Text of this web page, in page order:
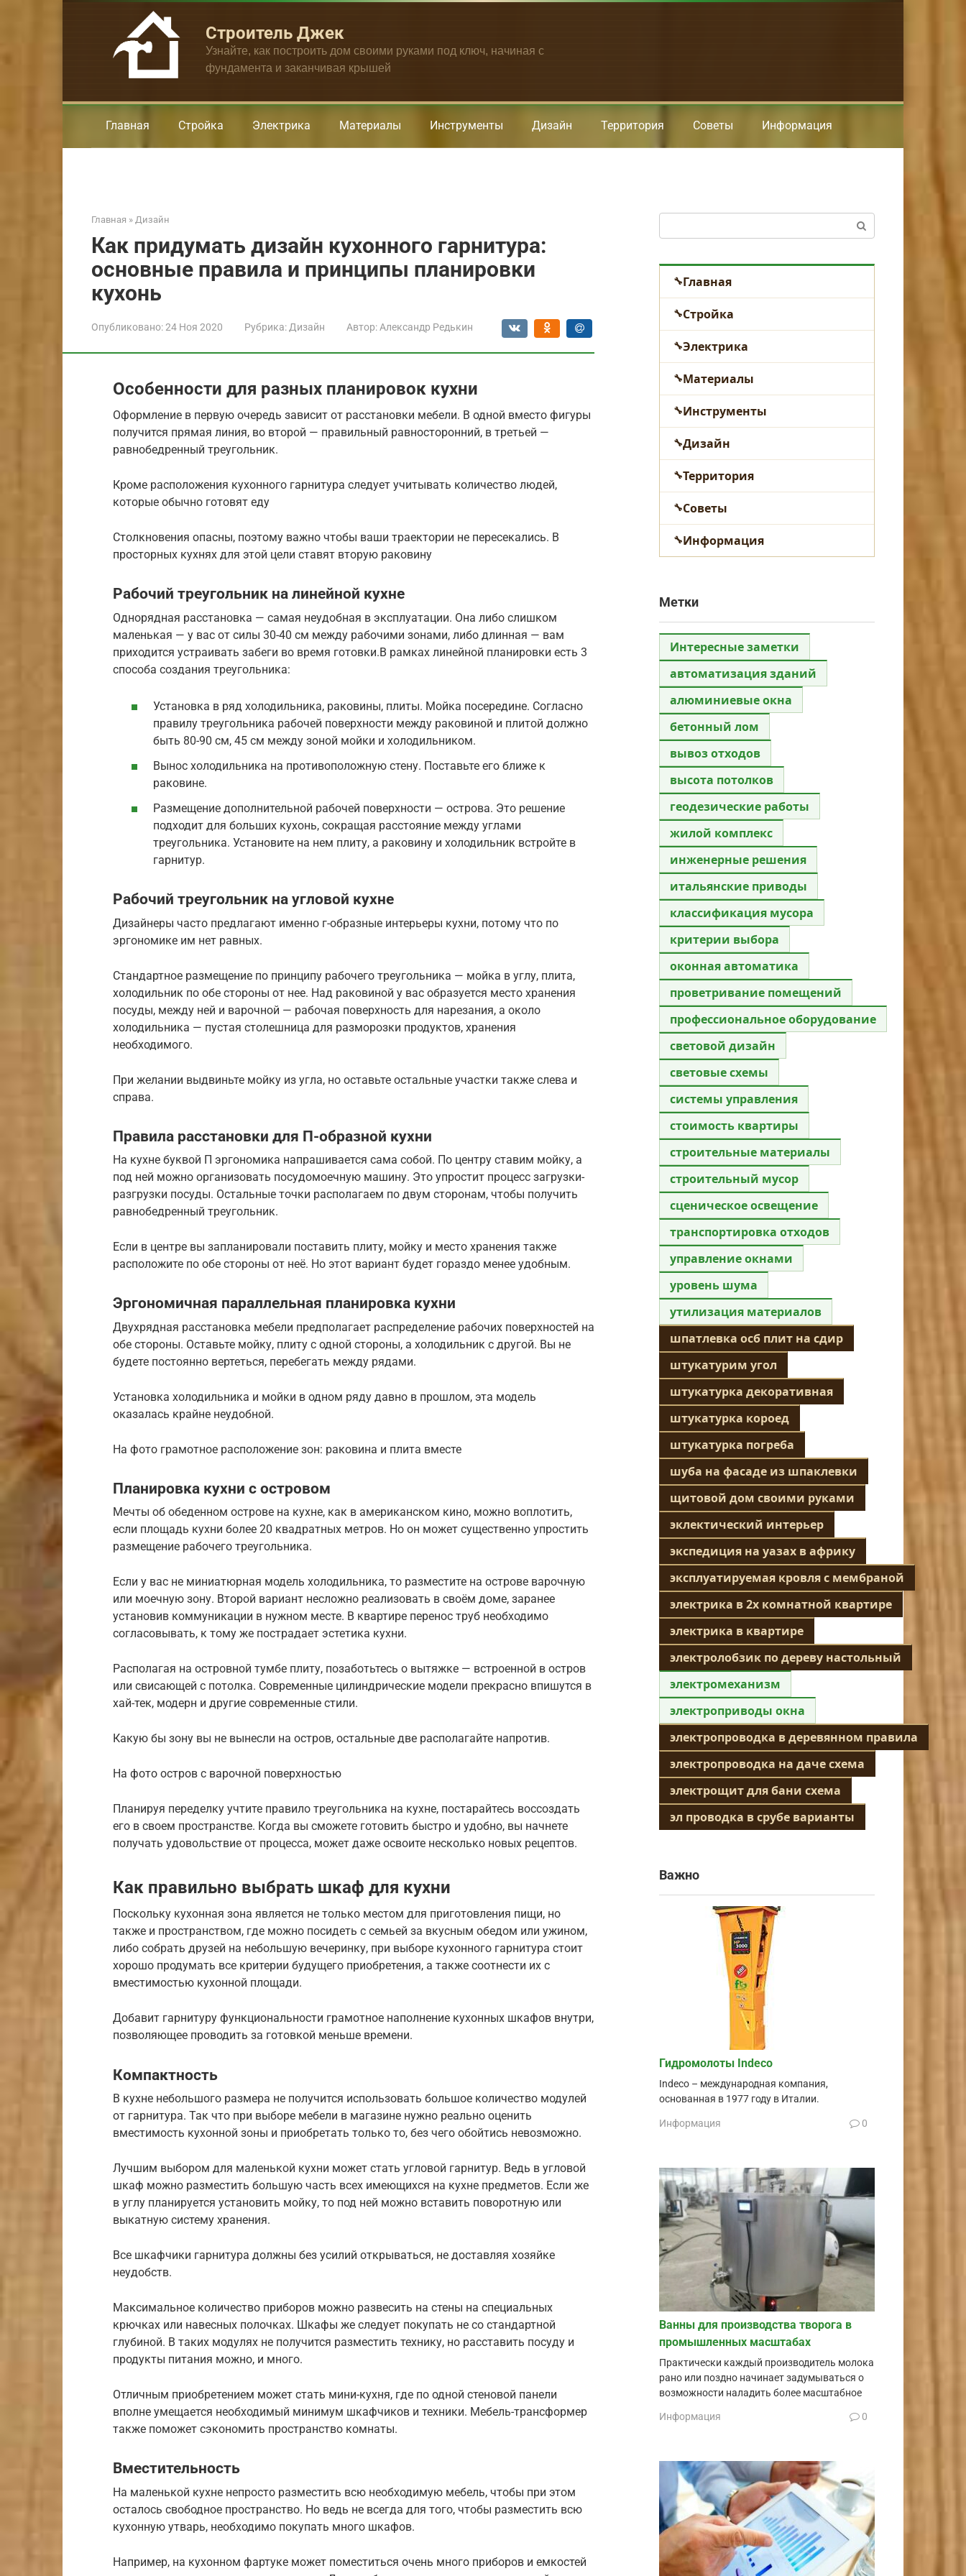
Строитель Джек
Узнайте, как построить дом своими руками под ключ, начиная с
фундамента и заканчивая крышей
Главная Стройка Электрика Материалы Инструменты Дизайн Территория Советы Информация
Главная » Дизайн
Как придумать дизайн кухонного гарнитура:
основные правила и принципы планировки
кухонь
Опубликовано:24 Ноя 2020 Рубрика: Дизайн Автор: Александр Редькин
Особенности для разных планировок кухни
Оформление в первую очередь зависит от расстановки мебели. В одной вместо фигуры
получится прямая линия, во второй — правильный равносторонний, в третьей —
равнобедренный треугольник.
Кроме расположения кухонного гарнитура следует учитывать количество людей,
которые обычно готовят еду
Столкновения опасны, поэтому важно чтобы ваши траектории не пересекались. В
просторных кухнях для этой цели ставят вторую раковину
Рабочий треугольник на линейной кухне
Однорядная расстановка — самая неудобная в эксплуатации. Она либо слишком
маленькая — у вас от силы 30-40 см между рабочими зонами, либо длинная — вам
приходится устраивать забеги во время готовки.В рамках линейной планировки есть 3
способа создания треугольника:
Установка в ряд холодильника, раковины, плиты. Мойка посередине. Согласно
правилу треугольника рабочей поверхности между раковиной и плитой должно
быть 80-90 см, 45 см между зоной мойки и холодильником.
Вынос холодильника на противоположную стену. Поставьте его ближе к
раковине.
Размещение дополнительной рабочей поверхности — острова. Это решение
подходит для больших кухонь, сокращая расстояние между углами
треугольника. Установите на нем плиту, а раковину и холодильник встройте в
гарнитур.
Рабочий треугольник на угловой кухне
Дизайнеры часто предлагают именно г-образные интерьеры кухни, потому что по
эргономике им нет равных.
Стандартное размещение по принципу рабочего треугольника — мойка в углу, плита,
холодильник по обе стороны от нее. Над раковиной у вас образуется место хранения
посуды, между ней и варочной — рабочая поверхность для нарезания, а около
холодильника — пустая столешница для разморозки продуктов, хранения
необходимого.
При желании выдвиньте мойку из угла, но оставьте остальные участки также слева и
справа.
Правила расстановки для П-образной кухни
На кухне буквой П эргономика напрашивается сама собой. По центру ставим мойку, а
под ней можно организовать посудомоечную машину. Это упростит процесс загрузки-
разгрузки посуды. Остальные точки располагаем по двум сторонам, чтобы получить
равнобедренный треугольник.
Если в центре вы запланировали поставить плиту, мойку и место хранения также
расположите по обе стороны от неё. Но этот вариант будет гораздо менее удобным.
Эргономичная параллельная планировка кухни
Двухрядная расстановка мебели предполагает распределение рабочих поверхностей на
обе стороны. Оставьте мойку, плиту с одной стороны, а холодильник с другой. Вы не
будете постоянно вертеться, перебегать между рядами.
Установка холодильника и мойки в одном ряду давно в прошлом, эта модель
оказалась крайне неудобной.
На фото грамотное расположение зон: раковина и плита вместе
Планировка кухни с островом
Мечты об обеденном острове на кухне, как в американском кино, можно воплотить,
если площадь кухни более 20 квадратных метров. Но он может существенно упростить
размещение рабочего треугольника.
Если у вас не миниатюрная модель холодильника, то разместите на острове варочную
или моечную зону. Второй вариант несложно реализовать в своём доме, заранее
установив коммуникации в нужном месте. В квартире перенос труб необходимо
согласовывать, к тому же пострадает эстетика кухни.
Располагая на островной тумбе плиту, позаботьтесь о вытяжке — встроенной в остров
или свисающей с потолка. Современные цилиндрические модели прекрасно впишутся в
хай-тек, модерн и другие современные стили.
Какую бы зону вы не вынесли на остров, остальные две располагайте напротив.
На фото остров с варочной поверхностью
Планируя переделку учтите правило треугольника на кухне, постарайтесь воссоздать
его в своем пространстве. Когда вы сможете готовить быстро и удобно, вы начнете
получать удовольствие от процесса, может даже освоите несколько новых рецептов.
Как правильно выбрать шкаф для кухни
Поскольку кухонная зона является не только местом для приготовления пищи, но
также и пространством, где можно посидеть с семьей за вкусным обедом или ужином,
либо собрать друзей на небольшую вечеринку, при выборе кухонного гарнитура стоит
хорошо продумать все критерии будущего приобретения, а также соотнести их с
вместимостью кухонной площади.
Добавит гарнитуру функциональности грамотное наполнение кухонных шкафов внутри,
позволяющее проводить за готовкой меньше времени.
Компактность
В кухне небольшого размера не получится использовать большое количество модулей
от гарнитура. Так что при выборе мебели в магазине нужно реально оценить
вместимость кухонной зоны и приобретать только то, без чего обойтись невозможно.
Лучшим выбором для маленькой кухни может стать угловой гарнитур. Ведь в угловой
шкаф можно разместить большую часть всех имеющихся на кухне предметов. Если же
в углу планируется установить мойку, то под ней можно вставить поворотную или
выкатную систему хранения.
Все шкафчики гарнитура должны без усилий открываться, не доставляя хозяйке
неудобств.
Максимальное количество приборов можно развесить на стены на специальных
крючках или навесных полочках. Шкафы же следует покупать не со стандартной
глубиной. В таких модулях не получится разместить технику, но расставить посуду и
продукты питания можно, и много.
Отличным приобретением может стать мини-кухня, где по одной стеновой панели
вполне умещается необходимый минимум шкафчиков и техники. Мебель-трансформер
также поможет сэкономить пространство комнаты.
Вместительность
На маленькой кухне непросто разместить всю необходимую мебель, чтобы при этом
осталось свободное пространство. Но ведь не всегда для того, чтобы разместить всю
кухонную утварь, необходимо покупать много шкафов.
Например, на кухонном фартуке может поместиться очень много приборов и емкостей
Главная
Стройка
Электрика
Материалы
Инструменты
Дизайн
Территория
Советы
Информация
Метки
Интересные заметки
автоматизация зданий
алюминиевые окна
бетонный лом
вывоз отходов
высота потолков
геодезические работы
жилой комплекс
инженерные решения
итальянские приводы
классификация мусора
критерии выбора
оконная автоматика
проветривание помещений
профессиональное оборудование
световой дизайн
световые схемы
системы управления
стоимость квартиры
строительные материалы
строительный мусор
сценическое освещение
транспортировка отходов
управление окнами
уровень шума
утилизация материалов
шпатлевка осб плит на сдир
штукатурим угол
штукатурка декоративная
штукатурка короед
штукатурка погреба
шуба на фасаде из шпаклевки
щитовой дом своими руками
эклектический интерьер
экспедиция на уазах в африку
эксплуатируемая кровля с мембраной
электрика в 2х комнатной квартире
электрика в квартире
электролобзик по дереву настольный
электромеханизм
электроприводы окна
электропроводка в деревянном правила
электропроводка на даче схема
электрощит для бани схема
эл проводка в срубе варианты
Важно
Гидромолоты Indeco
Indeco – международная компания,
основанная в 1977 году в Италии.
Информация 0
Ванны для производства творога в
промышленных масштабах
Практически каждый производитель молока
рано или поздно начинает задумываться о
возможности наладить более масштабное
Информация 0